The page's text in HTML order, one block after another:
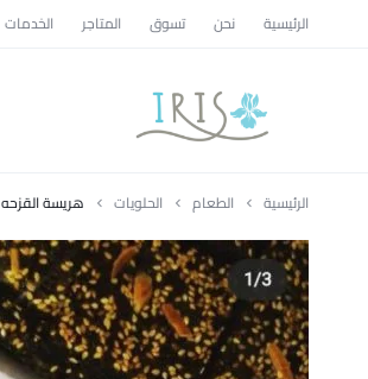
الرئيسية نحن تسوق المتاجر الخدمات
|
متجر
تسوق
وطني
الرئيسية الطعام الحلويات هريسة القزحه